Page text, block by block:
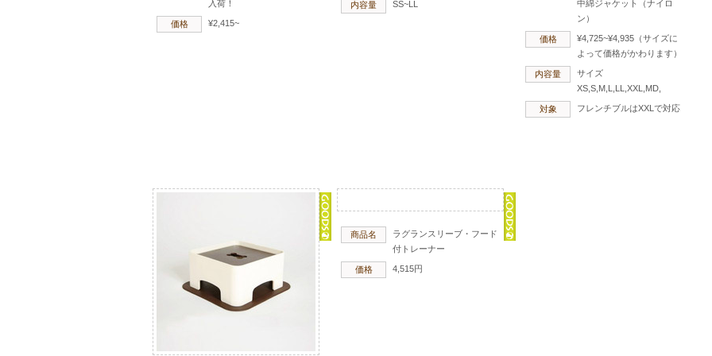
入荷！
価格 ¥2,415~
内容量 SS~LL
中綿ジャケット（ナイロ
ン）
価格
¥4,725~¥4,935（サイズに
よって価格がかわります）
内容量
サイズ
XS,S,M,L,LL,XXL,MD,
対象 フレンチブルはXXLで対応
商品名
ラグランスリーブ・フード
付トレーナー
価格 4,515円